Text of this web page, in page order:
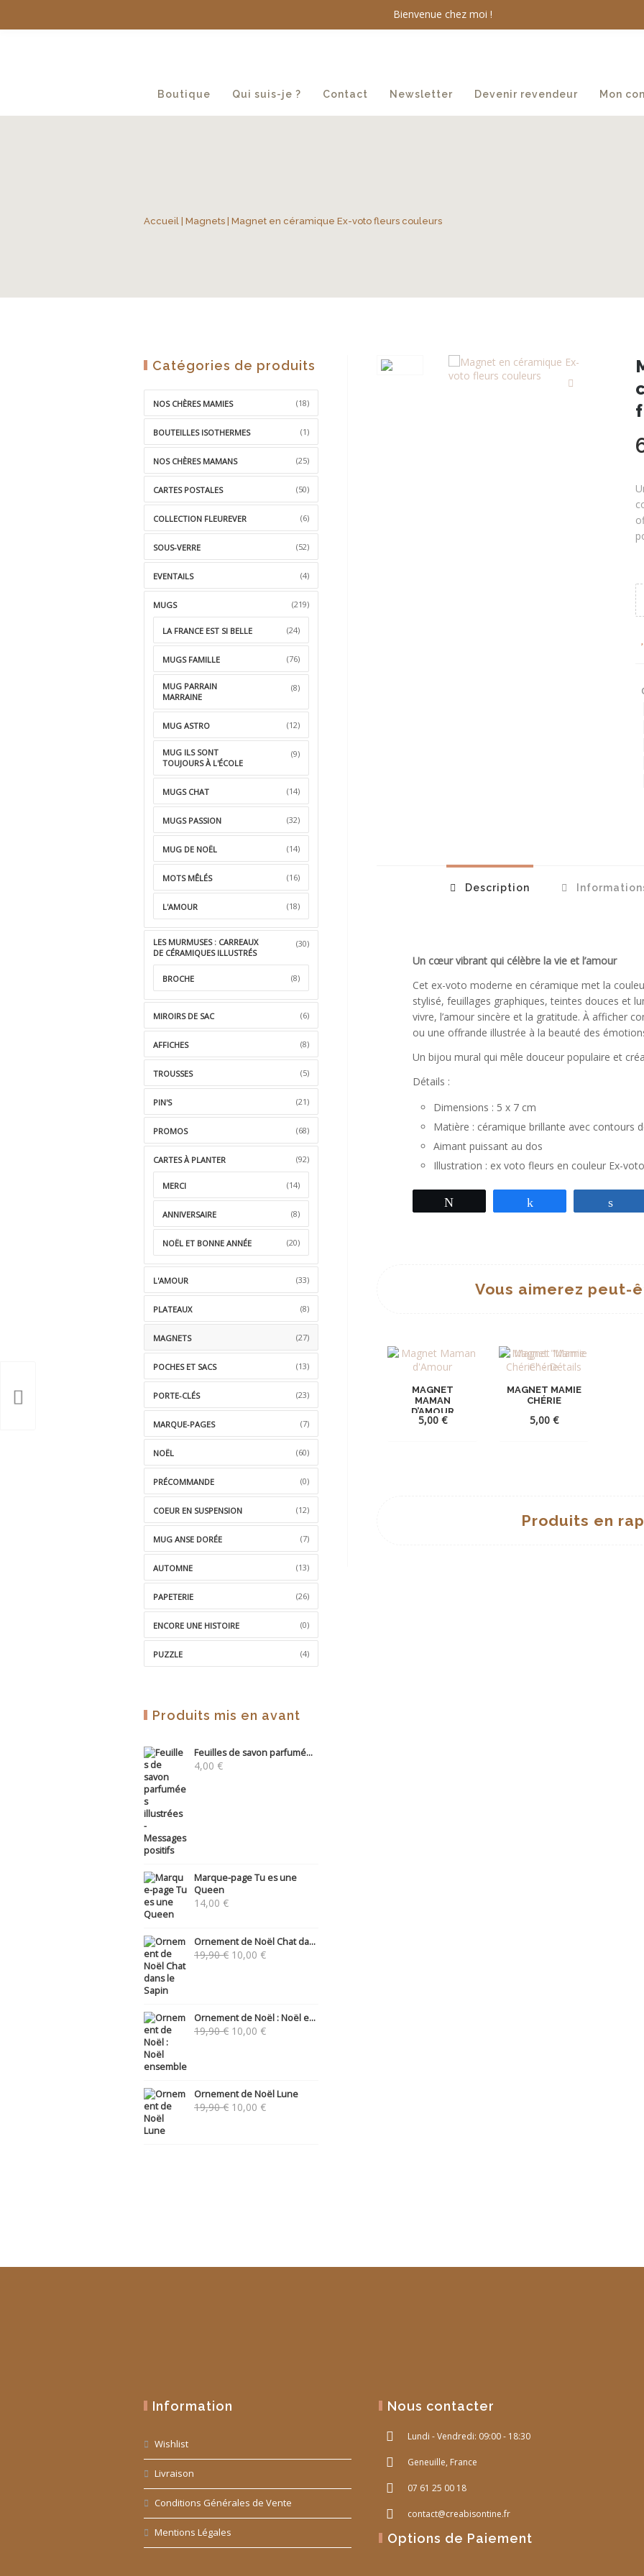
Bienvenue chez moi !
Boutique Qui suis-je ? Contact Newsletter Devenir revendeur Mon
Accueil Magnets | Magnet en céramique Ex-voto fleurs couleurs
Description
Un cœur vibrant qui célèbre la vie et l’amour
Cet ex-voto moderne en céramique met la
stylisé, feuillages graphiques, teintes douces et
vivre, l’amour sincère et la gratitude. À afficher
ou une offrande illustrée à la beauté des
Un bijou mural qui mêle douceur populaire et
Détails :
Dimensions : 5 x 7 cm
Matière : céramique brillante avec contours
Aimant puissant au dos
Illustration : ex voto fleurs en couleur Ex-
Vous aimerez peut-
MAGNET
MAMAN
D’AMOUR
5,00 €
MAGNET MAMIE
CHÉRIE
5,00 €
WISHLIST
Produits en
Catégories de produits
NOS CHÈRES MAMIES (18)
BOUTEILLES ISOTHERMES (1)
NOS CHÈRES MAMANS (25)
CARTES POSTALES (50)
COLLECTION FLEUREVER (6)
SOUS-VERRE (52)
EVENTAILS (4)
MUGS (219)
LA FRANCE EST SI BELLE (24)
MUGS FAMILLE (76)
MUG PARRAIN
MARRAINE
(8)
MUG ASTRO (12)
MUG ILS SONT
TOUJOURS À L'ÉCOLE
(9)
MUGS CHAT (14)
MUGS PASSION (32)
MUG DE NOËL (14)
MOTS MÊLÉS (16)
L'AMOUR (18)
LES MURMUSES : CARREAUX
DE CÉRAMIQUES ILLUSTRÉS
(30)
BROCHE (8)
MIROIRS DE SAC (6)
AFFICHES (8)
TROUSSES (5)
PIN'S (21)
PROMOS (68)
CARTES À PLANTER (92)
MERCI (14)
ANNIVERSAIRE (8)
NOËL ET BONNE ANNÉE (20)
L'AMOUR (33)
PLATEAUX (8)
MAGNETS (27)
POCHES ET SACS (13)
PORTE-CLÉS (23)
MARQUE-PAGES (7)
NOËL (60)
PRÉCOMMANDE (0)
COEUR EN SUSPENSION (12)
MUG ANSE DORÉE (7)
AUTOMNE (13)
PAPETERIE (26)
ENCORE UNE HISTOIRE (0)
PUZZLE (4)
Produits mis en avant
Feuilles de savon parfumé...
4,00 €
Marque-page Tu es une
Queen
14,00 €
Ornement de Noël Chat da...
19,90€ Le
10,00 €Le
Ornement de Noël : Noël e...
19,90€ Le
10,00 €Le
Ornement de Noël Lune
19,90€ Le
10,00 €Le
Information
Wishlist
Livraison
Conditions Générales de Vente
Mentions Légales
Nous contacter
Lundi - Vendredi: 09:00 - 18:30
Geneuille, France
07 61 25 00 18
contact@creabisontine.fr
Options de Paiement